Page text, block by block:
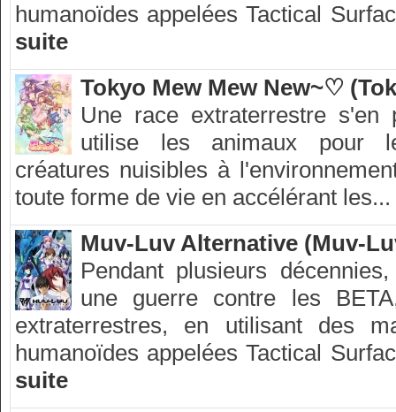
humanoïdes appelées Tactical
suite
Tokyo Mew Mew New~♡
Une race extraterrestre
utilise les animaux pour
créatures nuisibles à
toute forme de vie en accélérant les...
Muv-Luv Alternative (Muv-
Pendant plusieurs
une guerre contre les
extraterrestres, en utilisant des
humanoïdes appelées Tactical
suite